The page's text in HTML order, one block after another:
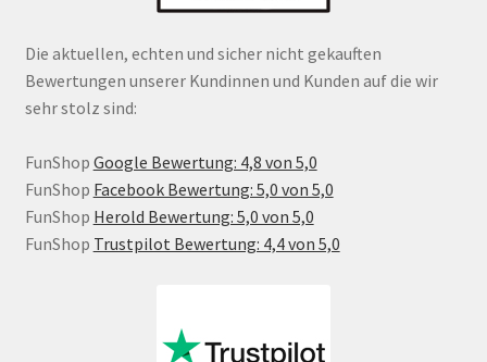
Die aktuellen, echten und sicher nicht gekauften
Bewertungen unserer Kundinnen und Kunden auf die wir
sehr stolz sind:
FunShop Google Bewertung: 4,8 von 5,0
FunShop Facebook Bewertung: 5,0 von 5,0
FunShop Herold Bewertung: 5,0 von 5,0
FunShop Trustpilot Bewertung: 4,4 von 5,0